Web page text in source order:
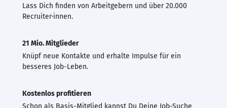
Lass Dich finden von Arbeitgebern und über 20.000
Recruiter·innen.
21 Mio. Mitglieder
Knüpf neue Kontakte und erhalte Impulse für ein
besseres Job-Leben.
Kostenlos profitieren
Schon als Basis-Mitglied kannst Du Deine Job-Suche